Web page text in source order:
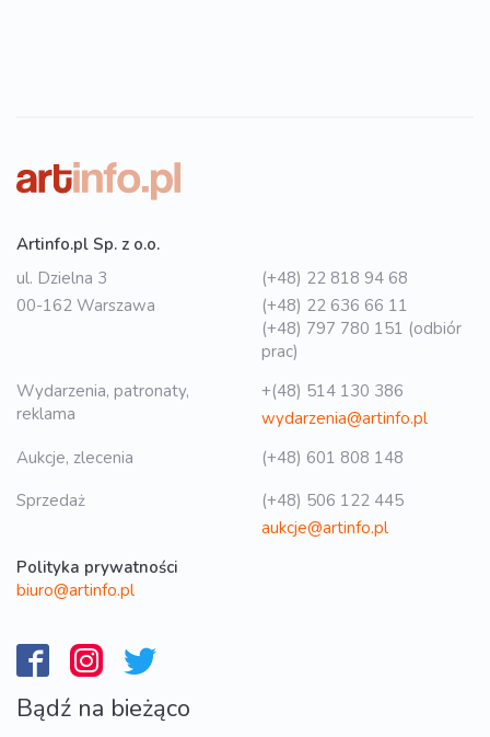
Artinfo.pl Sp. z o.o.
ul. Dzielna 3
00-162 Warszawa
(+48) 22 818 94 68
(+48) 22 636 66 11
(+48) 797 780 151 (odbiór
prac)
Wydarzenia, patronaty,
reklama
+(48) 514 130 386
wydarzenia@artinfo.pl
Aukcje, zlecenia
(+48) 601 808 148
Sprzedaż
(+48) 506 122 445
aukcje@artinfo.pl
Polityka prywatności
biuro@artinfo.pl
Bądź na bieżąco